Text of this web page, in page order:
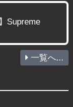
Supreme
一覧へ...